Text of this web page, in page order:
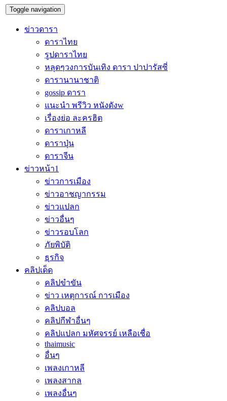
Toggle navigation
ข่าวดารา
ดาราไทย
รูปดาราไทย
หลุดๆวงการบันเทิง ดารา ปาปารัสซี่
ดารานานาชาติ
gossip ดารา
แนะนำ พรีวิว หนังดังw
เรื่องย่อ ละครฮิต
ดาราเกาหลี
ดาราปุ่น
ดาราจีน
ข่าวหน้า1
ข่าวการเมือง
ข่าวอาชญากรรม
ข่าวแปลก
ข่าวอื่นๆ
ข่าวรอบโลก
ภัยพิบัติ
ธุรกิจ
คลิปเด็ด
คลิปขำขัน
ข่าว เหตุการณ์ การเมือง
คลิปบอล
คลิปกีฬาอื่นๆ
คลิปแปลก มหัศจรรย์ เหลือเชื่อ
thaimusic
อื่นๆ
เพลงเกาหลี
เพลงสากล
เพลงอื่นๆ